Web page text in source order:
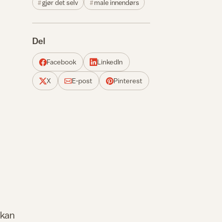
gjør det selv male innendørs
Del
Facebook LinkedIn
X E-post Pinterest